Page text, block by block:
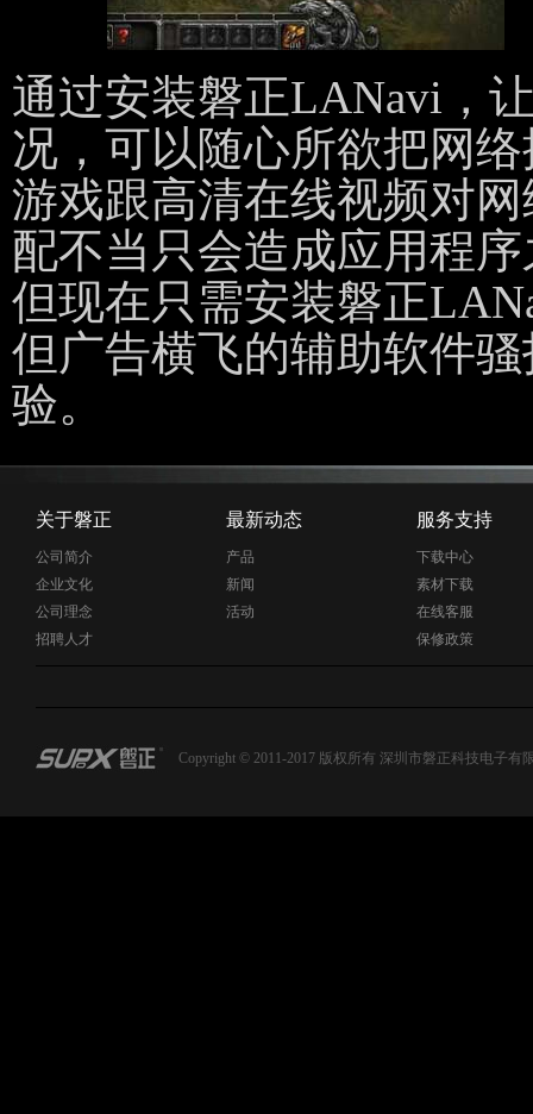
通过安装磐正LANavi，
况，可以随心所欲把网
游戏跟高清在线视频对
配不当只会造成应用程
但现在只需安装磐正
但广告横飞的辅助软件
验。
关于磐正
公司简介
企业文化
公司理念
招聘人才
最新动态
产品
新闻
活动
服务支持
下载中心
素材下载
在线客服
保修政策
Copyright © 2011-2017 版权所有 深圳市磐正科技电子有